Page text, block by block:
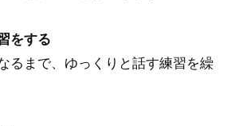
をする
るまで、ゆっくりと話す練習を繰